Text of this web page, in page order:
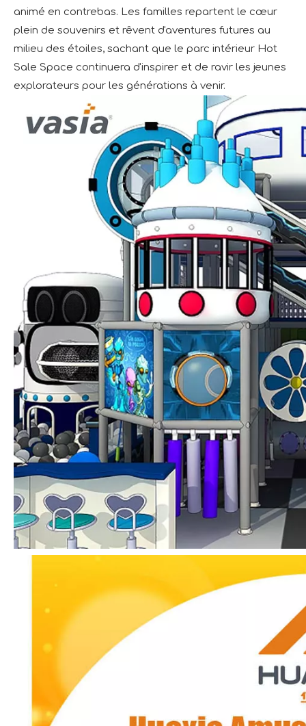
animé en contrebas. Les familles repartent le cœur
plein de souvenirs et rêvent d'aventures futures au
milieu des étoiles, sachant que le parc intérieur Hot
Sale Space continuera d'inspirer et de ravir les jeunes
explorateurs pour les générations à venir.